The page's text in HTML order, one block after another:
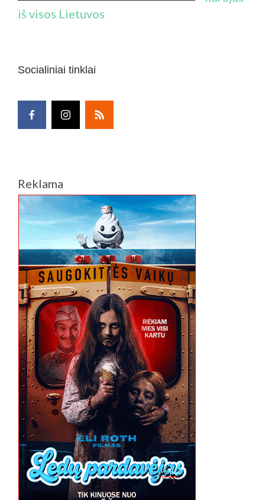
iš visos Lietuvos
Socialiniai tinklai
Reklama